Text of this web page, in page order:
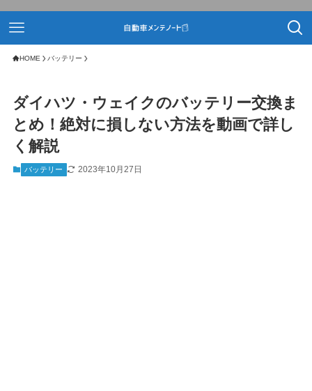
HOME バッテリー
ダイハツ・ウェイクのバッテリー交換ま
とめ！絶対に損しない方法を動画で詳し
く解説
バッテリー 2023年10月27日